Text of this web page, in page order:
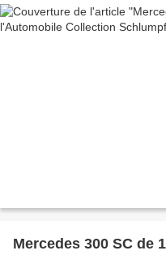
Mercedes 300 SC de